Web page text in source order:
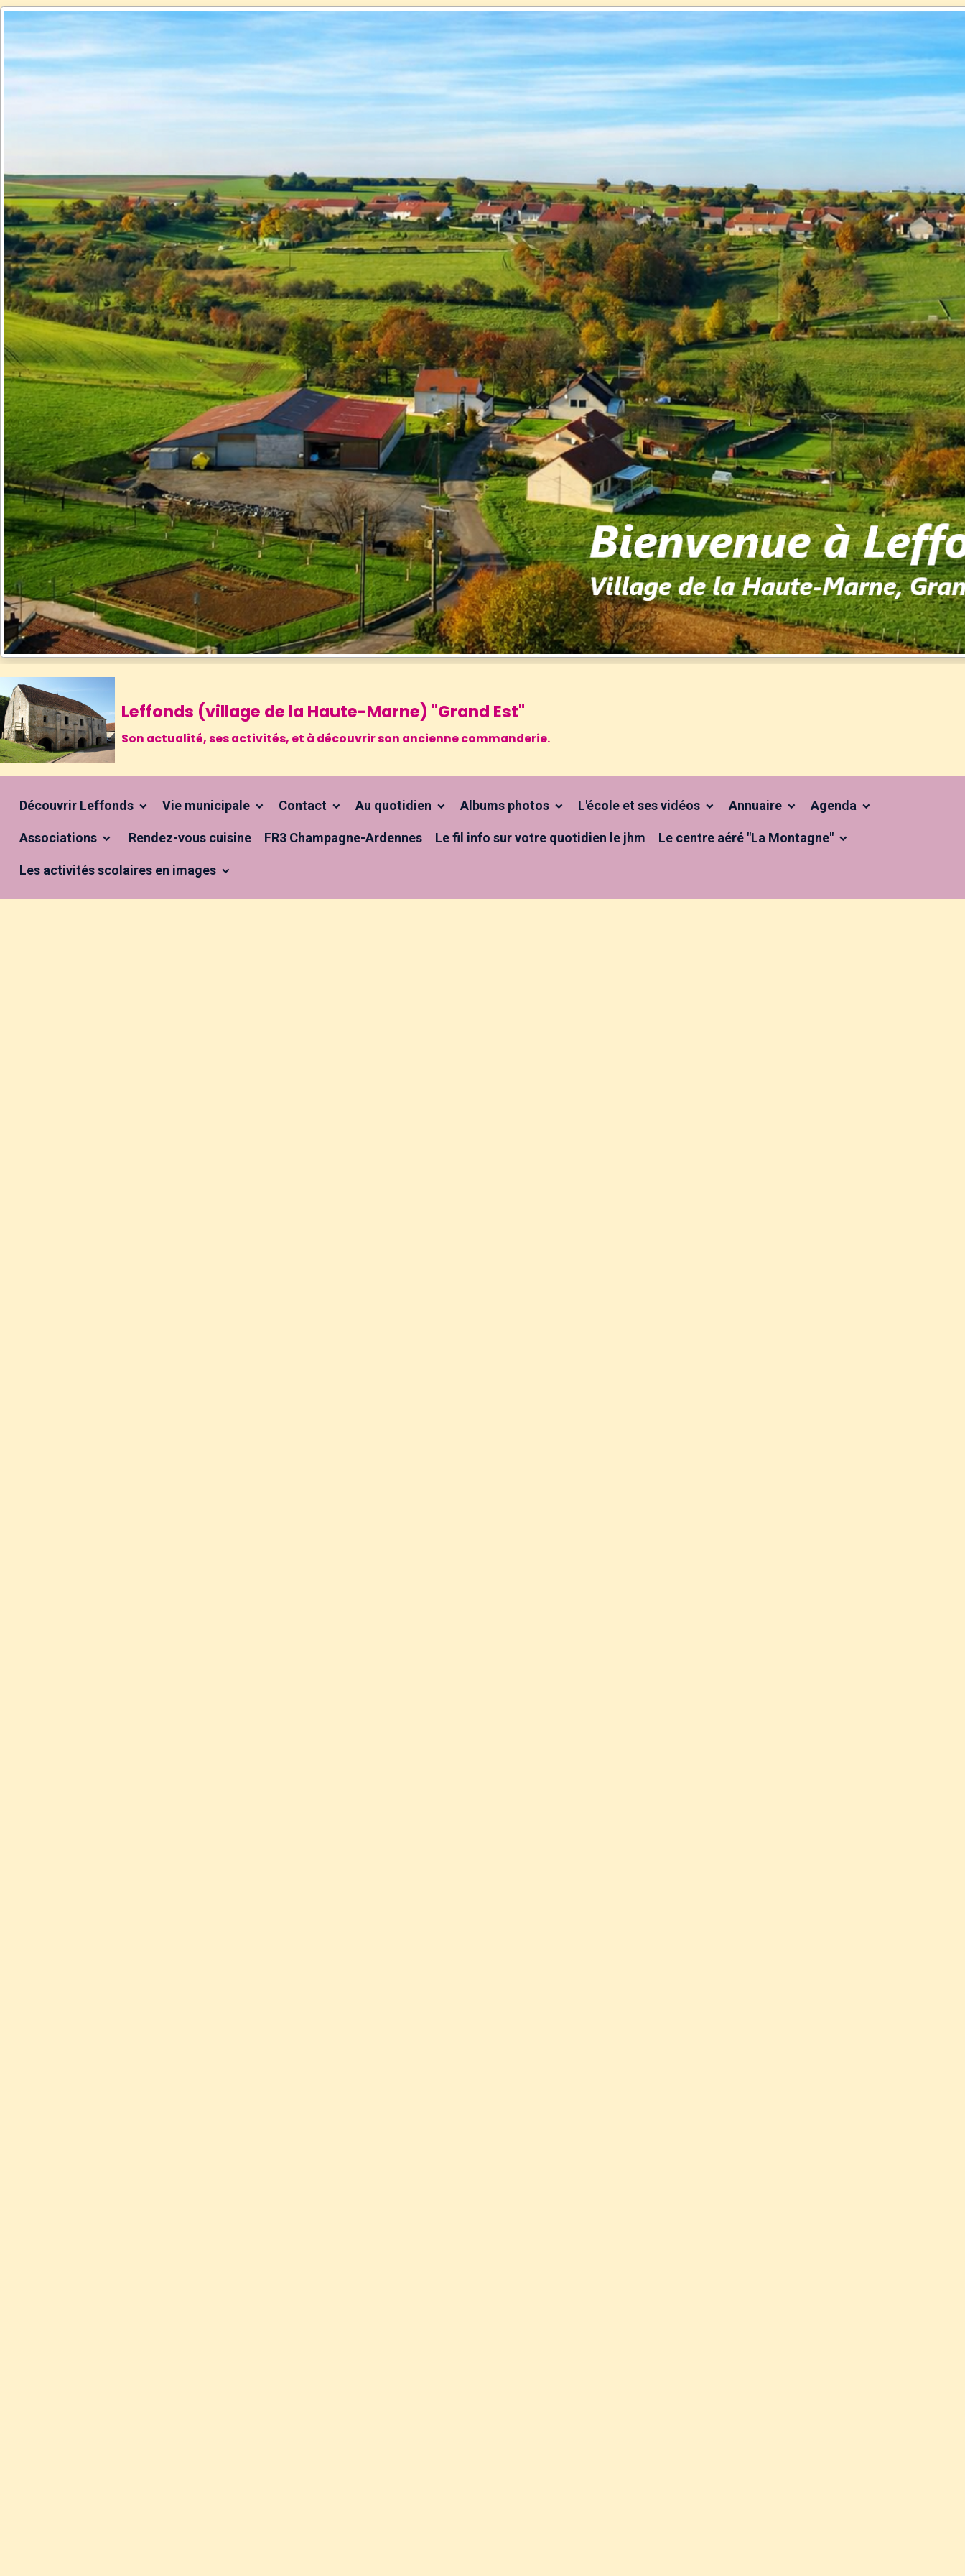
Leffonds (village de la Haute-Marne) "Grand Est"
Son actualité, ses activités, et à découvrir son ancienne commanderie.
Découvrir Leffonds Vie municipale Contact Au quotidien Albums photos L'école et ses vidéos Annuaire Agenda
Associations Rendez-vous cuisine FR3 Champagne-Ardennes Le fil info sur votre quotidien le jhm Le centre aéré "La Montagne"
Les activités scolaires en images